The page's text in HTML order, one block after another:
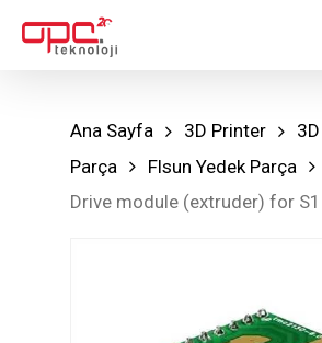
Ana Sayfa 3D Printer
Parça
Flsun Yedek Parça
Drive module (extruder) for